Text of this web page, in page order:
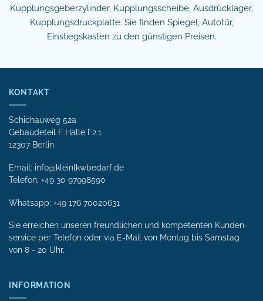
Kupplungsgeberzylinder, Kupplungsscheibe, Ausdrücklager,
Kupplungsdruckplatte. Sie finden Spiegel, Autotür,
Einstiegskasten zu den günstigen Preisen.
KONTAKT
Schichauweg 52a
Gebaudeteil F Halle F2.1
12307 Berlin
Email: info@kleinlkwbedarf.de
Telefon: +49 30 97998590
Whatsapp: +49 176 70020631
Sie erreichen unseren freundlichen und kompetenten Kunden­
service per Tele­fon oder via E-Mail von Mon­tag bis Samstag
von 8 - 20 Uhr.
INFORMATION